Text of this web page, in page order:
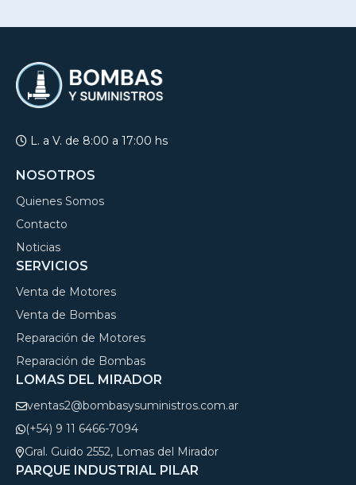
L. a V. de 8:00 a 17:00 hs
NOSOTROS
Quienes Somos
Contacto
Noticias
SERVICIOS
Venta de Motores
Venta de Bombas
Reparación de Motores
Reparación de Bombas
LOMAS DEL MIRADOR
ventas2@bombasysuministros.com.ar
(+54) 9 11 6466-7094
Gral. Guido 2552, Lomas del Mirador
PARQUE INDUSTRIAL PILAR